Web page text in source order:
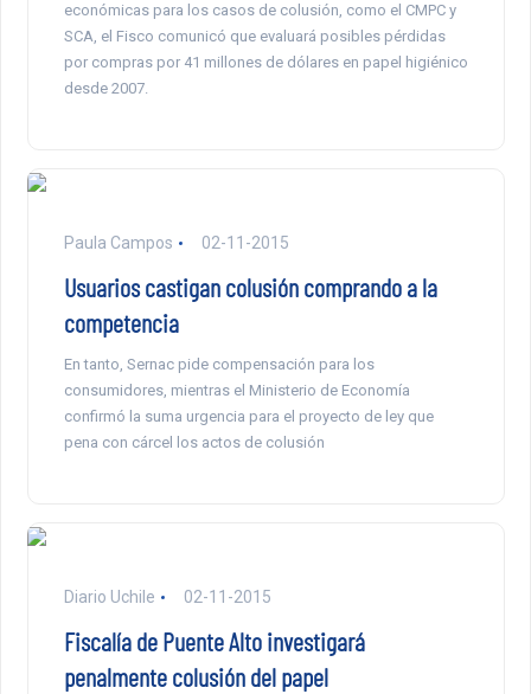
económicas para los casos de colusión, como el CMPC y
SCA, el Fisco comunicó que evaluará posibles pérdidas
por compras por 41 millones de dólares en papel higiénico
desde 2007.
Paula Campos 02-11-2015
Usuarios castigan colusión comprando a la
competencia
En tanto, Sernac pide compensación para los
consumidores, mientras el Ministerio de Economía
confirmó la suma urgencia para el proyecto de ley que
pena con cárcel los actos de colusión
Diario Uchile 02-11-2015
Fiscalía de Puente Alto investigará
penalmente colusión del papel